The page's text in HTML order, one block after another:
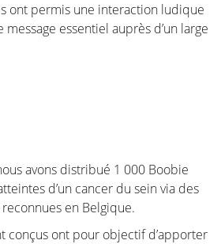
radicale dont le traitement
personnes doivent faire face à
et/ou physiques par la
proposent des programmes
couvrons ici quelques-uns des
ont permis une interaction ludique
essentiel auprès d’un large
avons distribué 1 000 Boobie
d’un cancer du sein via des
en Belgique.
conçus ont pour objectif d’apporter